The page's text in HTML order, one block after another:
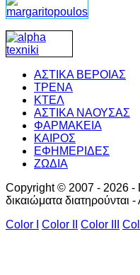
ΑΣΤΙΚΑ ΒΕΡΟΙΑΣ
ΤΡΕΝΑ
ΚΤΕΛ
ΑΣΤΙΚΑ ΝΑΟΥΣΑΣ
ΦΑΡΜΑΚΕΙΑ
ΚΑΙΡΟΣ
ΕΦΗΜΕΡΙΔΕΣ
ΖΩΔΙΑ
Copyright © 2007 - 2026 -
δικαιώματα διατηρούνται
Color I
Color II Color III